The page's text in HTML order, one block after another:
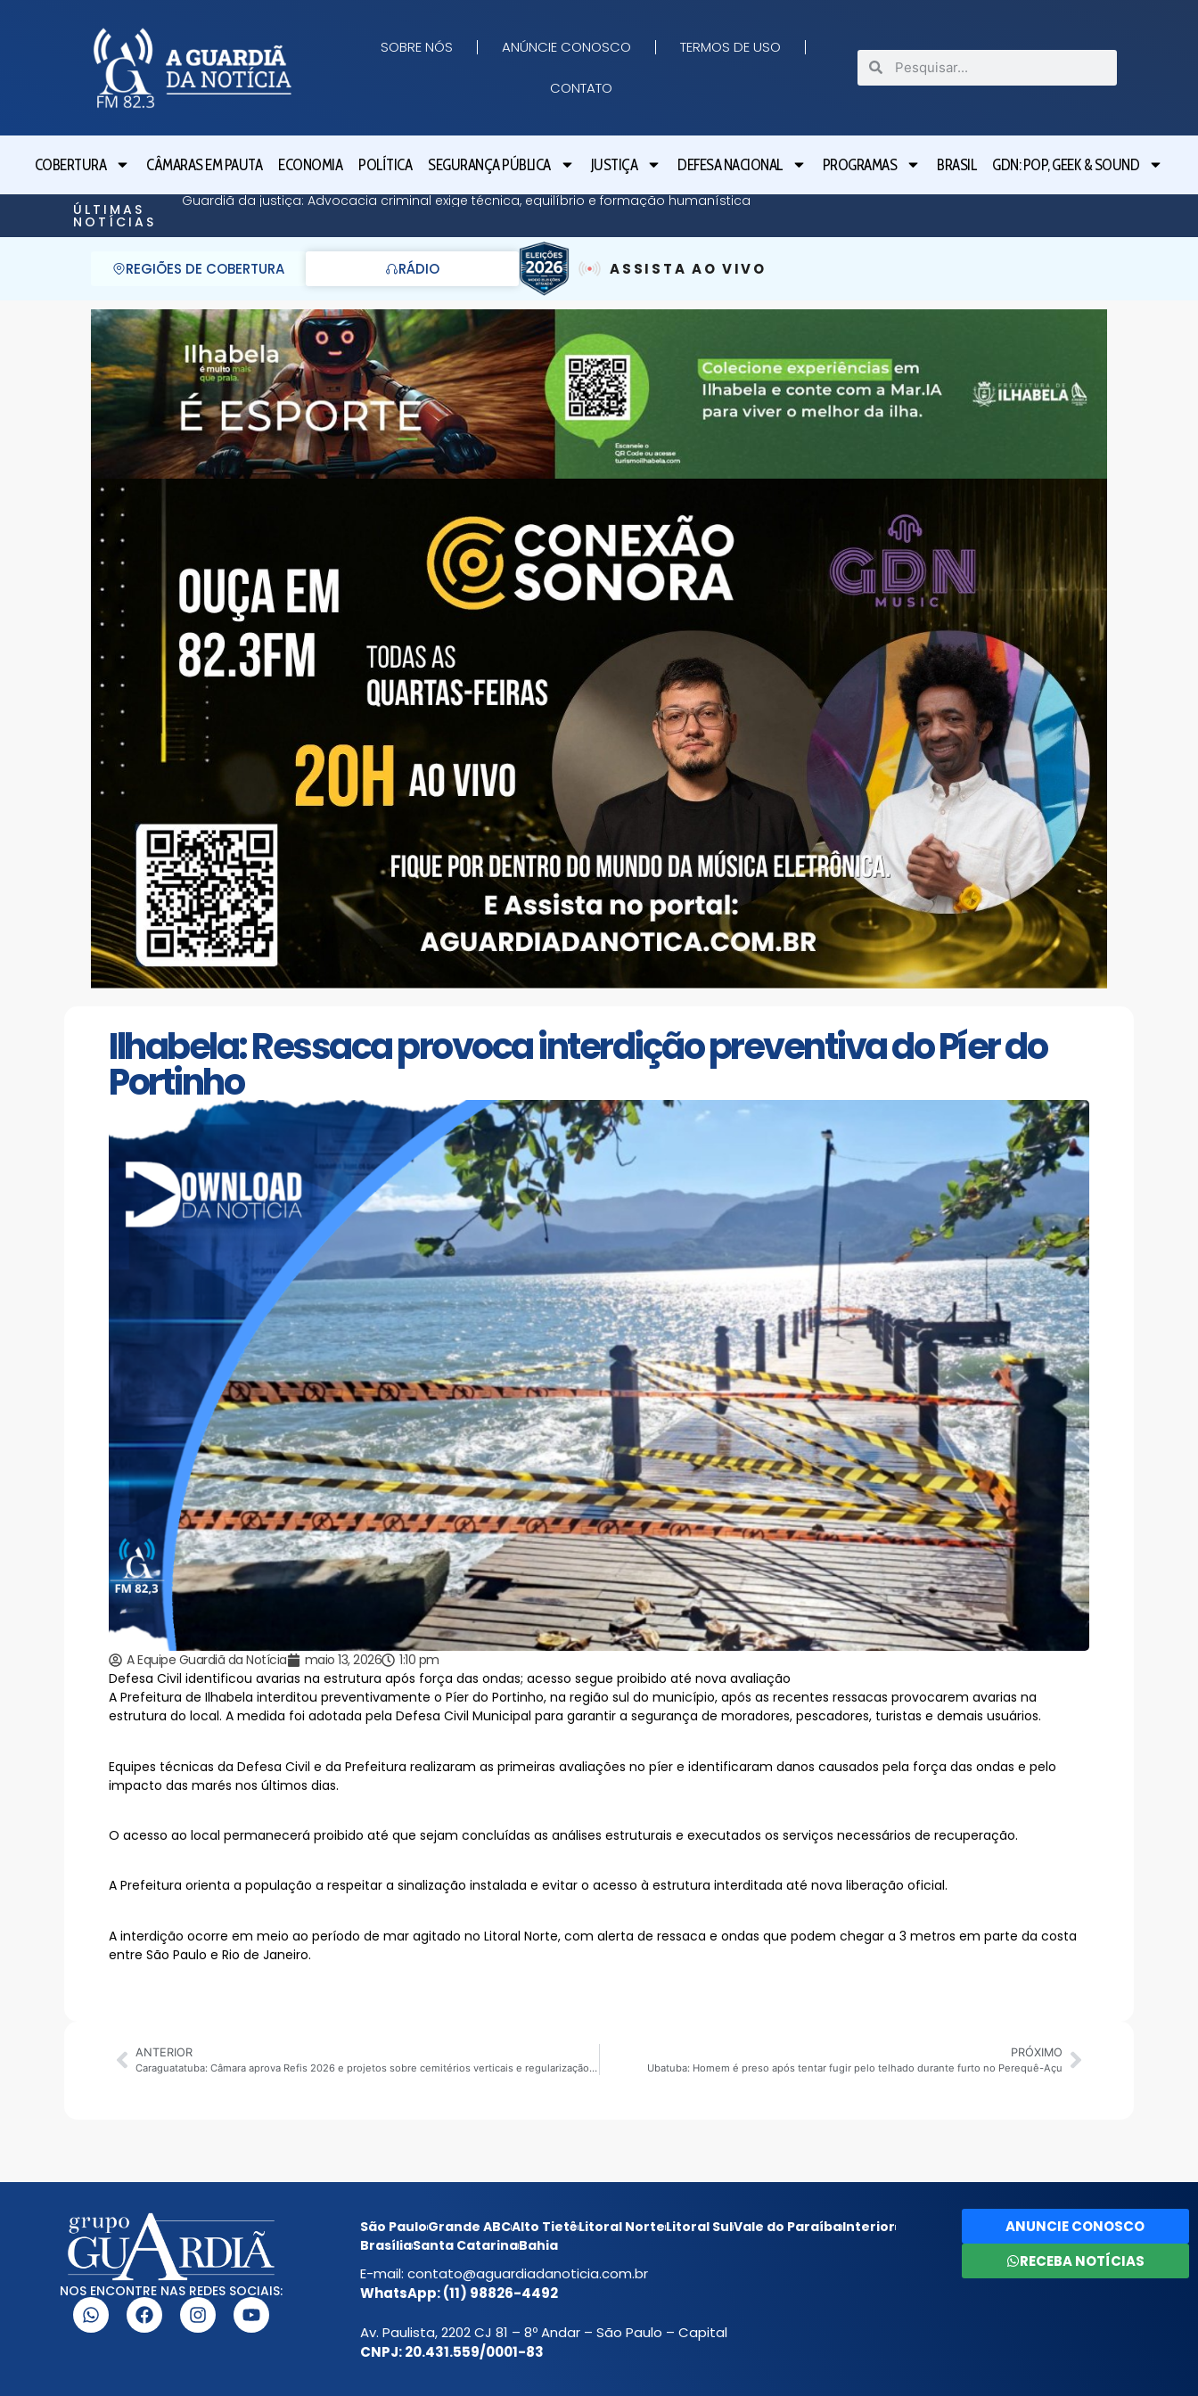
SOBRE NÓS ANÚNCIE CONOSCO TERMOS DE USO
CONTATO
COBERTURA CÂMARAS EM PAUTA ECONOMIA POLÍTICA SEGURANÇA PÚBLICA JUSTIÇA DEFESA NACIONAL PROGRAMAS BRASIL GDN: POP, GEEK & SOUND
ÚLTIMAS
NOTÍCIAS
Guardiã da justiça: Advocacia criminal exige técnica, equilíbrio e formação humanística
REGIÕES DE COBERTURA RÁDIO ASSISTA AO VIVO
Ilhabela: Ressaca provoca interdição preventiva do Píer do
Portinho
A Equipe Guardiã da Notícia maio 13, 2026
1:10 pm
Defesa Civil identificou avarias na estrutura após força das ondas; acesso segue proibido até nova avaliação
A Prefeitura de Ilhabela interditou preventivamente o Píer do Portinho, na região sul do município, após as recentes ressacas provocarem avarias na
estrutura do local. A medida foi adotada pela Defesa Civil Municipal para garantir a segurança de moradores, pescadores, turistas e demais usuários.
Equipes técnicas da Defesa Civil e da Prefeitura realizaram as primeiras avaliações no píer e identificaram danos causados pela força das ondas e pelo
impacto das marés nos últimos dias.
O acesso ao local permanecerá proibido até que sejam concluídas as análises estruturais e executados os serviços necessários de recuperação.
A Prefeitura orienta a população a respeitar a sinalização instalada e evitar o acesso à estrutura interditada até nova liberação oficial.
A interdição ocorre em meio ao período de mar agitado no Litoral Norte, com alerta de ressaca e ondas que podem chegar a 3 metros em parte da costa
entre São Paulo e Rio de Janeiro.
ANTERIOR
Caraguatatuba: Câmara aprova Refis 2026 e projetos sobre cemitérios verticais e regularização de imóveis
PRÓXIMO
Ubatuba: Homem é preso após tentar fugir pelo telhado durante furto no Perequê-Açu
NOS ENCONTRE NAS REDES SOCIAIS:
São PauloGrande ABCAlto TietêLitoral NorteLitoral SulVale do ParaíbaInterior
BrasíliaSanta CatarinaBahia
E-mail: contato@aguardiadanoticia.com.br
WhatsApp: (11) 98826-4492
Av. Paulista, 2202 CJ 81 – 8º Andar – São Paulo – Capital
CNPJ: 20.431.559/0001-83
ANUNCIE CONOSCO
RECEBA NOTÍCIAS